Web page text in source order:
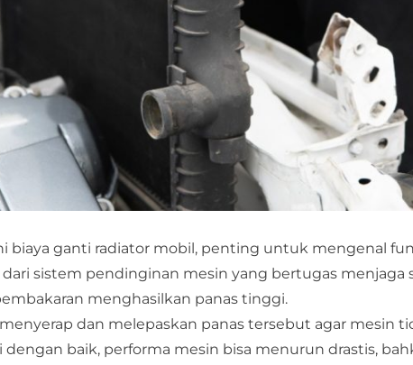
biaya ganti radiator mobil, penting untuk mengenal
sistem pendinginan mesin yang bertugas menjaga
menghasilkan panas tinggi.
dan melepaskan panas tersebut agar mesin
baik, performa mesin bisa menurun drastis,